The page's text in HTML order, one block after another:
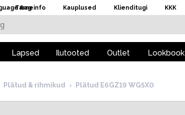
Tarneinfo Kauplused Klienditugi KKK
Lapsed Ilutooted Outlet Lookbook
Plätud & rihmikud › Plätud E6GZ19 WG5X0